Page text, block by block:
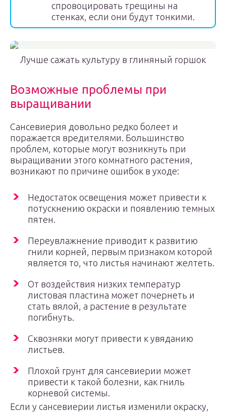
спровоцировать трещины на
стенках, если они будут тонкими.
Лучше сажать культуру в глиняный горшок
Возможные проблемы при
выращивании
Сансевиерия довольно редко болеет и
поражается вредителями. Большинство
проблем, которые могут возникнуть при
выращивании этого комнатного растения,
возникают по причине ошибок в уходе:
Недостаток освещения может привести к
потускнению окраски и появлению темных
пятен.
Переувлажнение приводит к развитию
гнили корней, первым признаком которой
является то, что листья начинают желтеть.
От воздействия низких температур
листовая пластина может почернеть и
стать вялой, а растение в результате
погибнуть.
Сквозняки могут привести к увяданию
листьев.
Плохой грунт для сансевиерии может
привести к такой болезни, как гниль
корневой системы.
Если у сансевиерии листья изменили окраску,